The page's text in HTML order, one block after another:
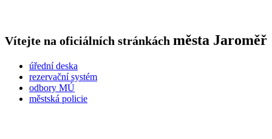
Vítejte na oficiálních stránkách města Jaroměř
úřední deska
rezervační systém
odbory MÚ
městská policie